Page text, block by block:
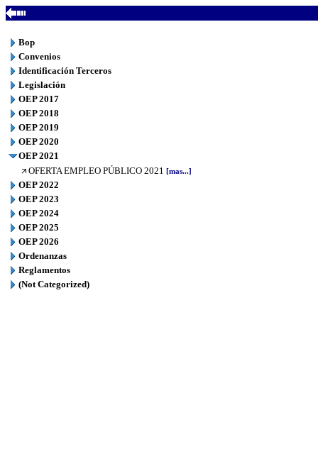
Bop
Convenios
Identificación Terceros
Legislación
OEP 2017
OEP 2018
OEP 2019
OEP 2020
OEP 2021
OFERTA EMPLEO PÚBLICO 2021 [mas...]
OEP 2022
OEP 2023
OEP 2024
OEP 2025
OEP 2026
Ordenanzas
Reglamentos
(Not Categorized)